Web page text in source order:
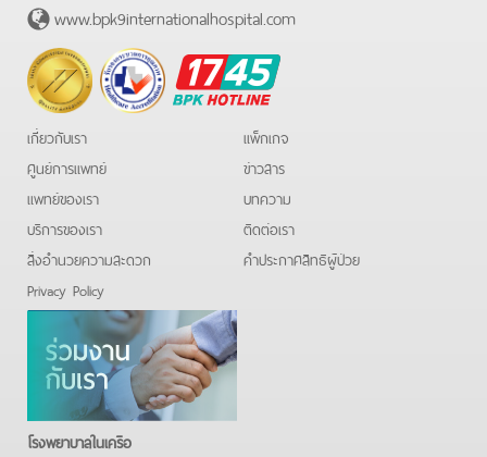
www.bpk9internationalhospital.com
BPK
Hotline
เกี่ยวกับเรา
ศูนย์การแพทย์
แพทย์ของเรา
บริการของเรา
สิ่งอำนวยความสะดวก
Privacy Policy
แพ็กเกจ
ข่าวสาร
บทความ
ติดต่อเรา
คําประกาศสิทธิผู้ป่วย
โรงพยาบาลในเครือ